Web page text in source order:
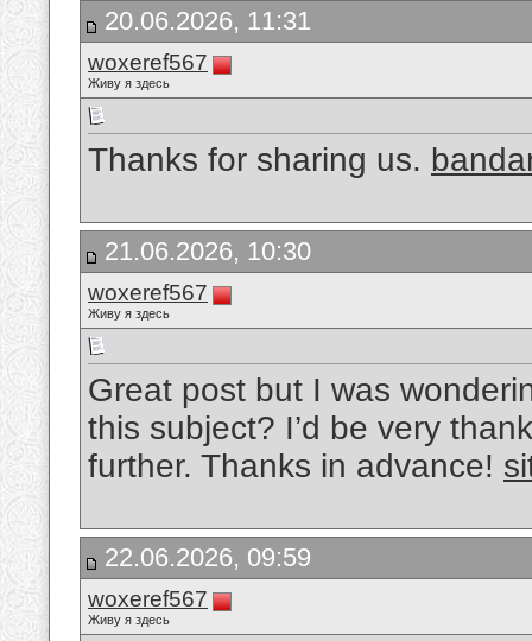
20.06.2026, 11:31
woxeref567
Живу я здесь
Thanks for sharing us.
21.06.2026, 10:30
woxeref567
Живу я здесь
Great post but I was
this subject? I’d be very
further. Thanks in advance!
22.06.2026, 09:59
woxeref567
Живу я здесь